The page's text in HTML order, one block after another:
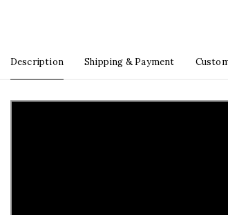
Description Shipping & Payment